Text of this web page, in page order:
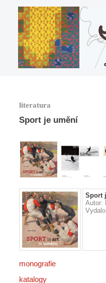
literatura
Sport je umění
Sport
Autor:
monografie
katalogy